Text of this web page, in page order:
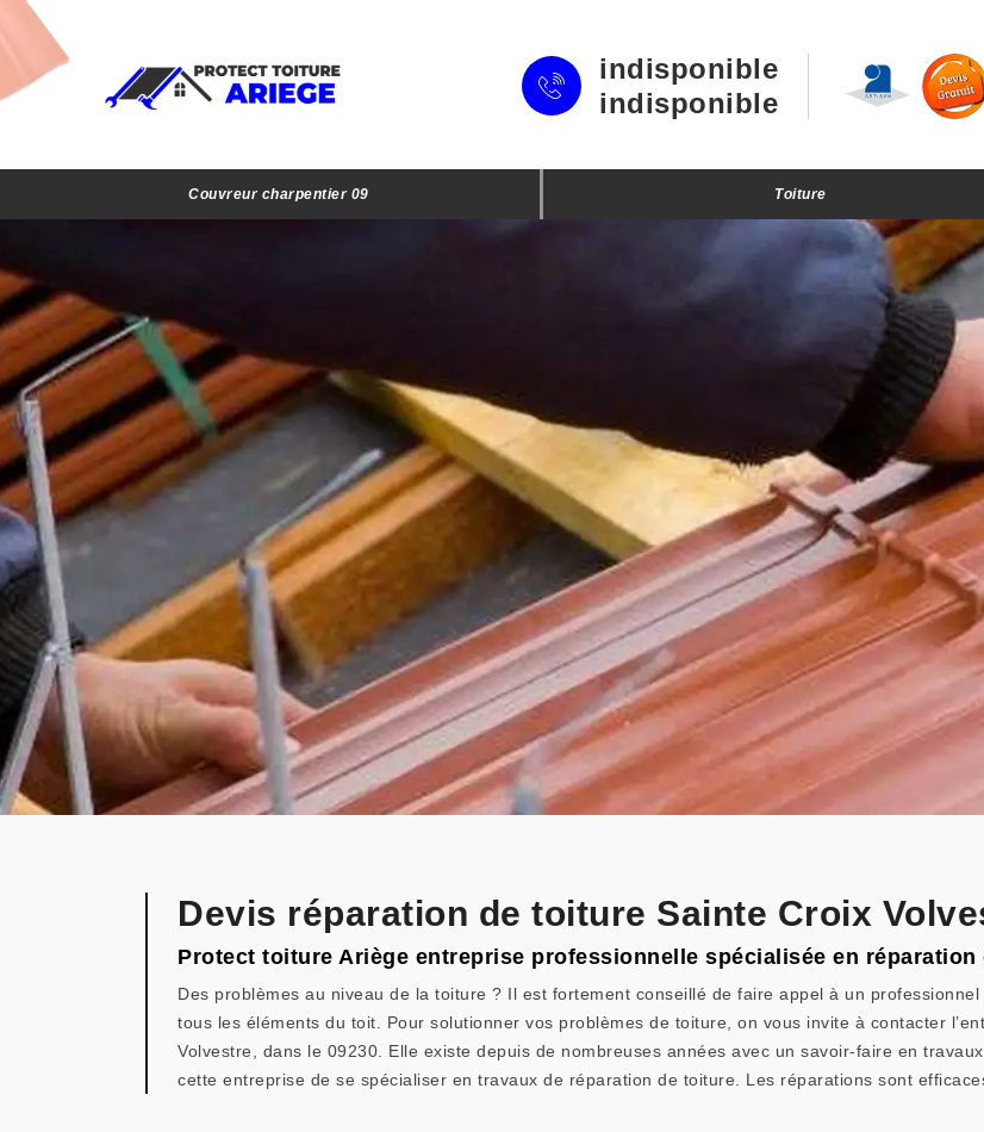
indisponible
indisponible
Couvreur charpentier 09 Toiture
Devis réparation de toiture Sainte Croix
Protect toiture Ariège entreprise professionnelle spécialisée en réparation
Des problèmes au niveau de la toiture ? Il est fortement conseillé de faire appel à un
tous les éléments du toit. Pour solutionner vos problèmes de toiture, on vous invite à contacter
Volvestre, dans le 09230. Elle existe depuis de nombreuses années avec un savoir-faire en
cette entreprise de se spécialiser en travaux de réparation de toiture. Les réparations sont